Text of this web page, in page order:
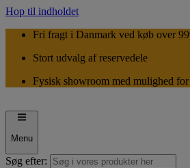
Hop til indholdet
Fri fragt i Danmark ved køb over
Stort udvalg af reservedele
Fysisk showroom med mulighed
Menu
Søg efter: